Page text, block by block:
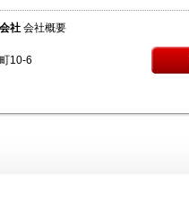
社 会社概要
10-6